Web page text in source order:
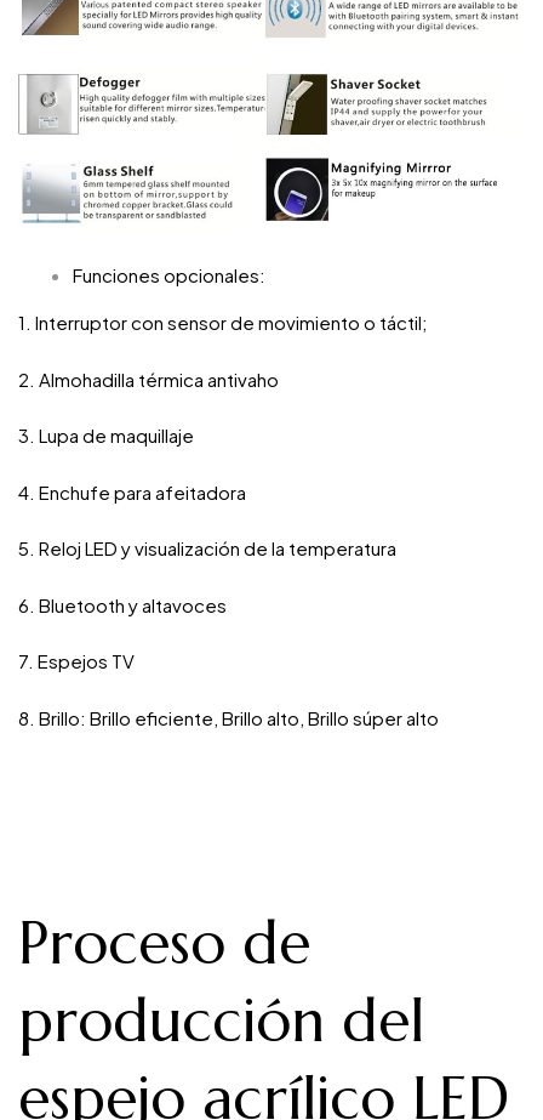
Funciones opcionales:
1. Interruptor con sensor de movimiento o táctil;
2. Almohadilla térmica antivaho
3. Lupa de maquillaje
4. Enchufe para afeitadora
5. Reloj LED y visualización de la temperatura
6. Bluetooth y altavoces
7. Espejos TV
8. Brillo: Brillo eficiente, Brillo alto, Brillo súper alto
Proceso de
producción del
espejo acrílico LED